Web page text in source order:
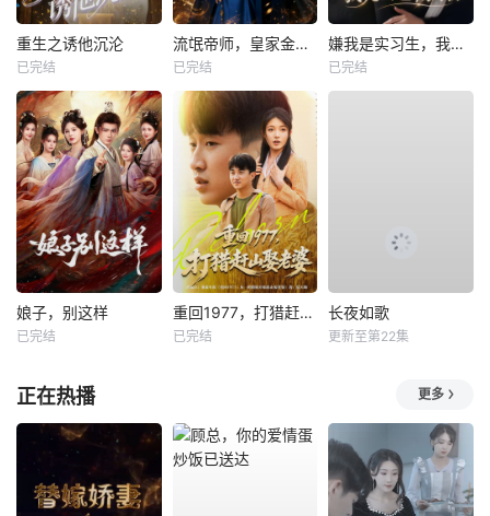
重生之诱他沉沦
已完结
流氓帝师，皇家金牌县令
已完结
嫌我是实习生，我亮出老板身份
已完结
娘子，别这样
已完结
重回1977，打猎赶山娶老婆
已完结
长夜如歌
更新至第22集
正在热播 更多